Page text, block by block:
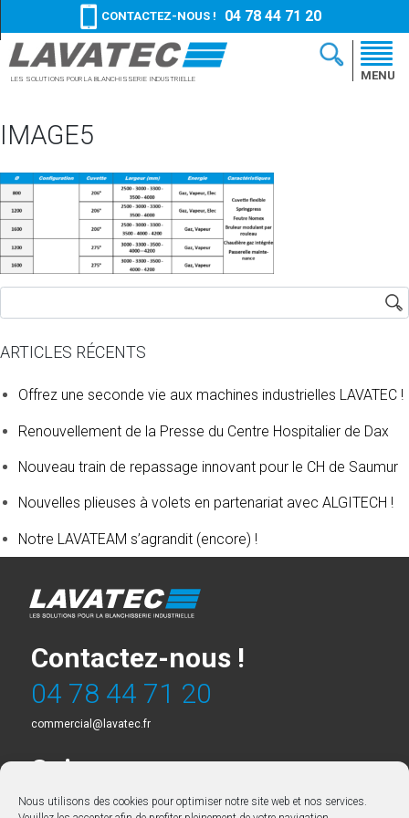
Nous utilisons des cookies pour optimiser notre site web et nos services.
LES SOLUTIONS POUR LA BLANCHISSERIE INDUSTRIELLE
CONTACTEZ-NOUS ! 04 78 44 71 20
MENU
IMAGE5
ARTICLES RÉCENTS
Offrez une seconde vie aux machines industrielles LAVATEC !
Renouvellement de la Presse du Centre Hospitalier de Dax
Nouveau train de repassage innovant pour le CH de Saumur
Nouvelles plieuses à volets en partenariat avec ALGITECH !
Notre LAVATEAM s’agrandit (encore) !
Contactez-nous !
04 78 44 71 20
commercial@lavatec.fr
Suivez-nous